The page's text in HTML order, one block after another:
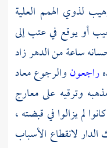
لذوي الهمم العلية
أو يوقع في عتب إلى
ساعة من الدهر زاد
راجعونوالرجوع معاد
وترقيه على معارج
لم يزالوا في قبضته ،
لانقطاع الأسباب